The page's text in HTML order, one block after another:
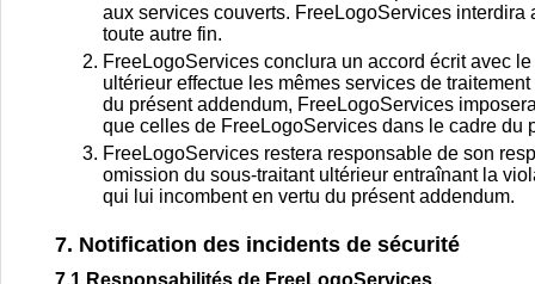
aux services couverts. FreeLogoServices
toute autre fin.
FreeLogoServices conclura un accord écrit avec
ultérieur effectue les mêmes services de
du présent addendum, FreeLogoServices
que celles de FreeLogoServices dans le cadre du
FreeLogoServices restera responsable de son
omission du sous-traitant ultérieur entraînant la
qui lui incombent en vertu du présent addendum.
7. Notification des incidents de sécurité
7.1 Responsabilités de FreeLogoServices